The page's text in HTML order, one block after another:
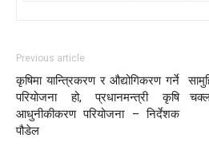
Previous article
कृषिमा यान्त्रिकरण र औद्योगिकरण गर्ने
परियोजना हो, प्रधानमन्त्री कृषि
आधुनीकीकरण परियोजना – निर्देशक
पौडेल